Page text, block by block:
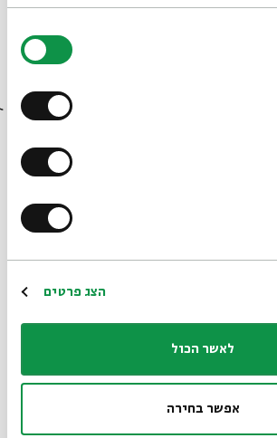
הצג פרטים
לאשר הכול
אפשר בחירה
Tobit - A New Path of
עם: Prof. Isaiah Gafni
מתוך:Tales of the Ancient Jewish